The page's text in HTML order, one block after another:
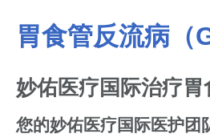
胃食管反流病（
妙佑医疗国际治疗
您的妙佑医疗国际医护团